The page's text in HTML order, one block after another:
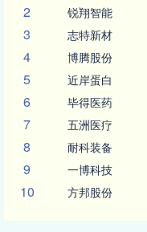
2 锐翔智能
3 志特新材
4 博腾股份
5 近岸蛋白
6 毕得医药
7 五洲医疗
8 耐科装备
9 一博科技
10 方邦股份